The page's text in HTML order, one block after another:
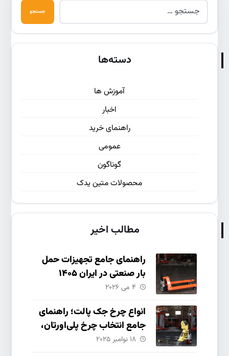
دسته‌ها
آموزش ها
اخبار
راهنمای خرید
عمومی
گوناگون
محصولات متین یدک
مطالب اخیر
راهنمای جامع تجهیزات حمل
بار صنعتی در ایران ۱۴۰۵
۴ می ۲۰۲۶
انواع چرخ جک پالت؛ راهنمای
جامع انتخاب چرخ پلی‌اورتان،
نایلون و چدنی
۱۸ نوامبر ۲۰۲۵